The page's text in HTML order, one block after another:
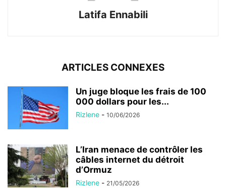
Latifa Ennabili
ARTICLES CONNEXES
Un juge bloque les frais de 100
000 dollars pour les...
Rizlene - 10/06/2026
L’Iran menace de contrôler les
câbles internet du détroit
d’Ormuz
Rizlene - 21/05/2026